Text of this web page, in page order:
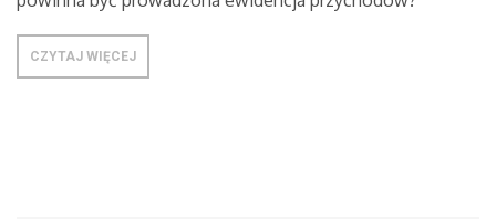
CZYTAJ WIĘCEJ